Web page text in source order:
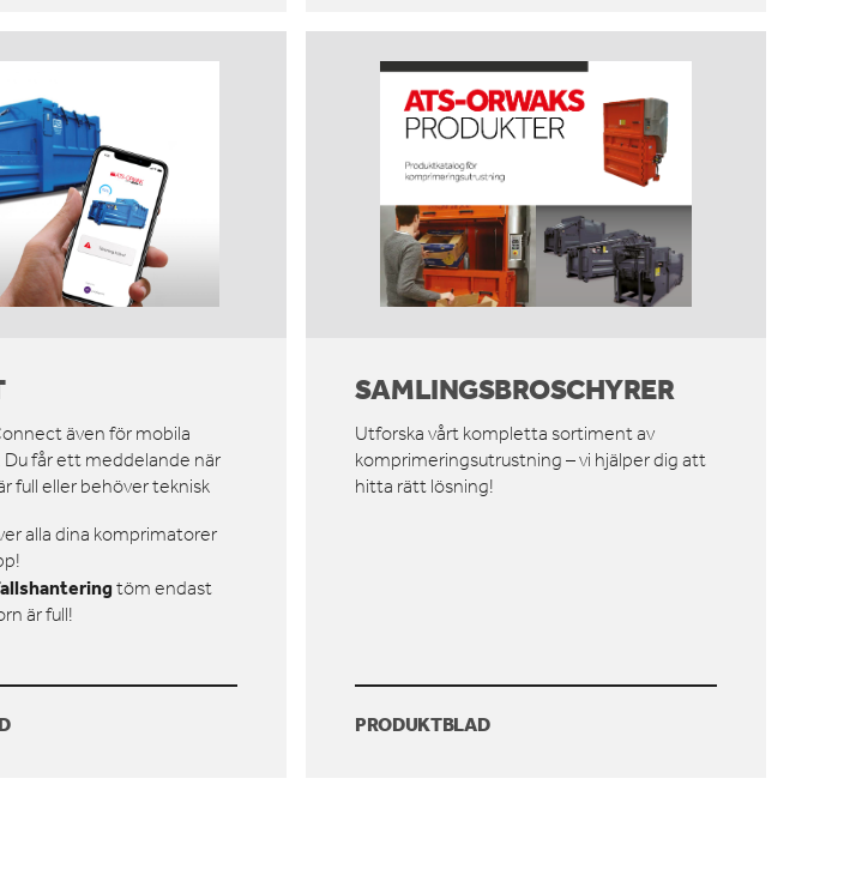
även för mobila
får ett meddelande när
full eller behöver teknisk
alla dina komprimatorer
töm endast
är full!
SAMLINGSBROSCHYRER
Utforska vårt kompletta sortiment av
komprimeringsutrustning – vi hjälper dig att
hitta rätt lösning!
PRODUKTBLAD